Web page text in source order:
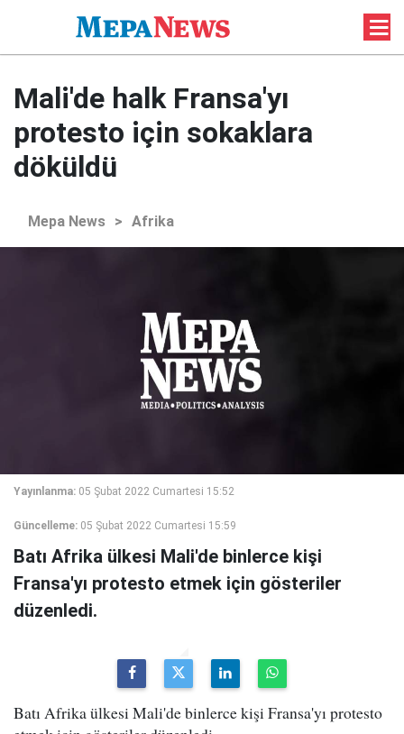
Mali'de halk Fransa'yı
protesto için sokaklara
döküldü
Mepa News > Afrika
Yayınlanma: 05 Şubat 2022 Cumartesi 15:52
Güncelleme: 05 Şubat 2022 Cumartesi 15:59
Batı Afrika ülkesi Mali'de binlerce kişi
Fransa'yı protesto etmek için gösteriler
düzenledi.
Batı Afrika ülkesi Mali'de binlerce kişi Fransa'yı protesto